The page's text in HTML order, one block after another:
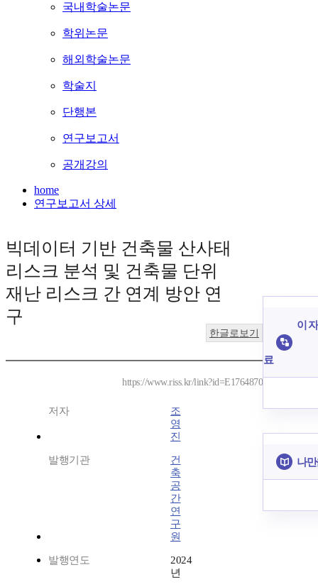
국내학술논문
학위논문
해외학술논문
학술지
단행본
연구보고서
공개강의
home
연구보고서 상세
빅데이터 기반 건축물 산사태
리스크 분석 및 건축물 단위
재난 리스크 간 연계 방안 연
구
한글로보기
https://www.riss.kr/link?id=E1764870
저자
조
영
진
발행기관
건
축
공
간
연
구
원
발행연도
2024
년
이
료
나